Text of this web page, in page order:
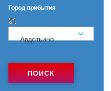
Город прибытия
Авдотьино
ПОИСК